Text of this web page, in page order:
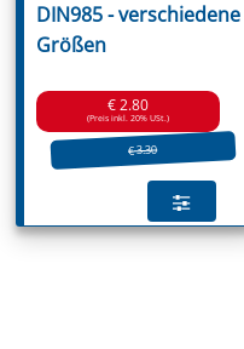
DIN985 - verschiedene
Größen
€ 2.80
(Preis inkl. 20% USt.)
€ 3.30